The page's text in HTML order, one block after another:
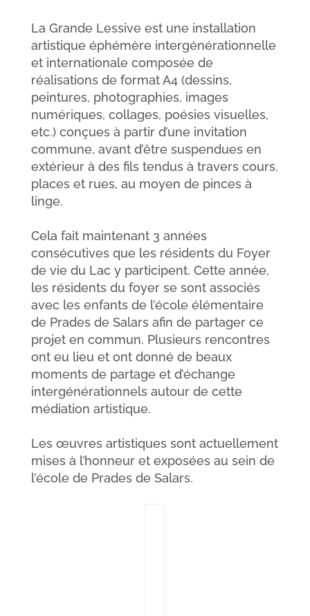
La Grande Lessive est une installation
artistique éphémère intergénérationnelle
et internationale composée de
réalisations de format A4 (dessins,
peintures, photographies, images
numériques, collages, poésies visuelles,
etc.) conçues à partir d’une invitation
commune, avant d’être suspendues en
extérieur à des fils tendus à travers cours,
places et rues, au moyen de pinces à
linge.
Cela fait maintenant 3 années
consécutives que les résidents du Foyer
de vie du Lac y participent. Cette année,
les résidents du foyer se sont associés
avec les enfants de l’école élémentaire
de Prades de Salars afin de partager ce
projet en commun. Plusieurs rencontres
ont eu lieu et ont donné de beaux
moments de partage et d’échange
intergénérationnels autour de cette
médiation artistique.
Les œuvres artistiques sont actuellement
mises à l’honneur et exposées au sein de
l’école de Prades de Salars.